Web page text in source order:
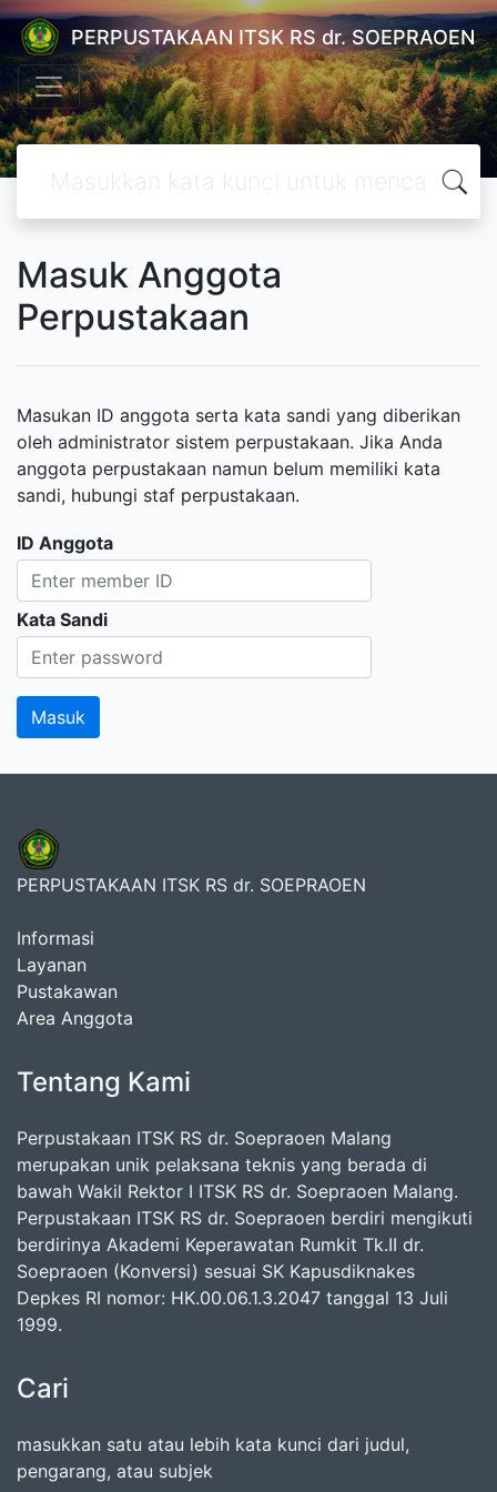
PERPUSTAKAAN ITSK RS dr. SOEPRAOEN
Masuk Anggota
Perpustakaan
Masukan ID anggota serta kata sandi yang diberikan
oleh administrator sistem perpustakaan. Jika Anda
anggota perpustakaan namun belum memiliki kata
sandi, hubungi staf perpustakaan.
ID Anggota
Kata Sandi
PERPUSTAKAAN ITSK RS dr. SOEPRAOEN
Informasi
Layanan
Pustakawan
Area Anggota
Tentang Kami
Perpustakaan ITSK RS dr. Soepraoen Malang
merupakan unik pelaksana teknis yang berada di
bawah Wakil Rektor I ITSK RS dr. Soepraoen Malang.
Perpustakaan ITSK RS dr. Soepraoen berdiri mengikuti
berdirinya Akademi Keperawatan Rumkit Tk.II dr.
Soepraoen (Konversi) sesuai SK Kapusdiknakes
Depkes RI nomor: HK.00.06.1.3.2047 tanggal 13 Juli
1999.
Cari
masukkan satu atau lebih kata kunci dari judul,
pengarang, atau subjek